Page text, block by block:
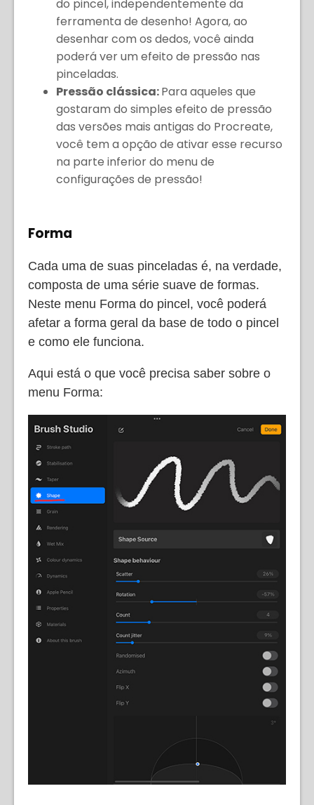
do pincel, independentemente da
ferramenta de desenho! Agora, ao
desenhar com os dedos, você ainda
poderá ver um efeito de pressão nas
pinceladas.
Pressão clássica:Para aqueles que
gostaram do simples efeito de pressão
das versões mais antigas do Procreate,
você tem a opção de ativar esse recurso
na parte inferior do menu de
configurações de pressão!
Forma
Cada uma de suas pinceladas é, na verdade,
composta de uma série suave de formas.
Neste menu Forma do pincel, você poderá
afetar a forma geral da base de todo o pincel
e como ele funciona.
Aqui está o que você precisa saber sobre o
menu Forma: